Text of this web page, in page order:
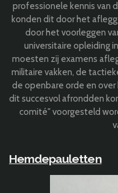
professionele kennis van
konden dit door het
door het voorleggen
universitaire opleiding
moesten zij examens
militaire vakken, de
de openbare orde en
dit succesvol afrondden
comité" voorgesteld
Hemdepauletten